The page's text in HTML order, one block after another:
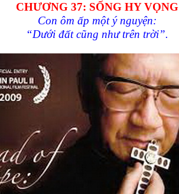
CHƯƠNG 37: SỐNG HY VỌNG
Con ôm ấp một ý nguyện:
“Dưới đất cũng như trên trời”.